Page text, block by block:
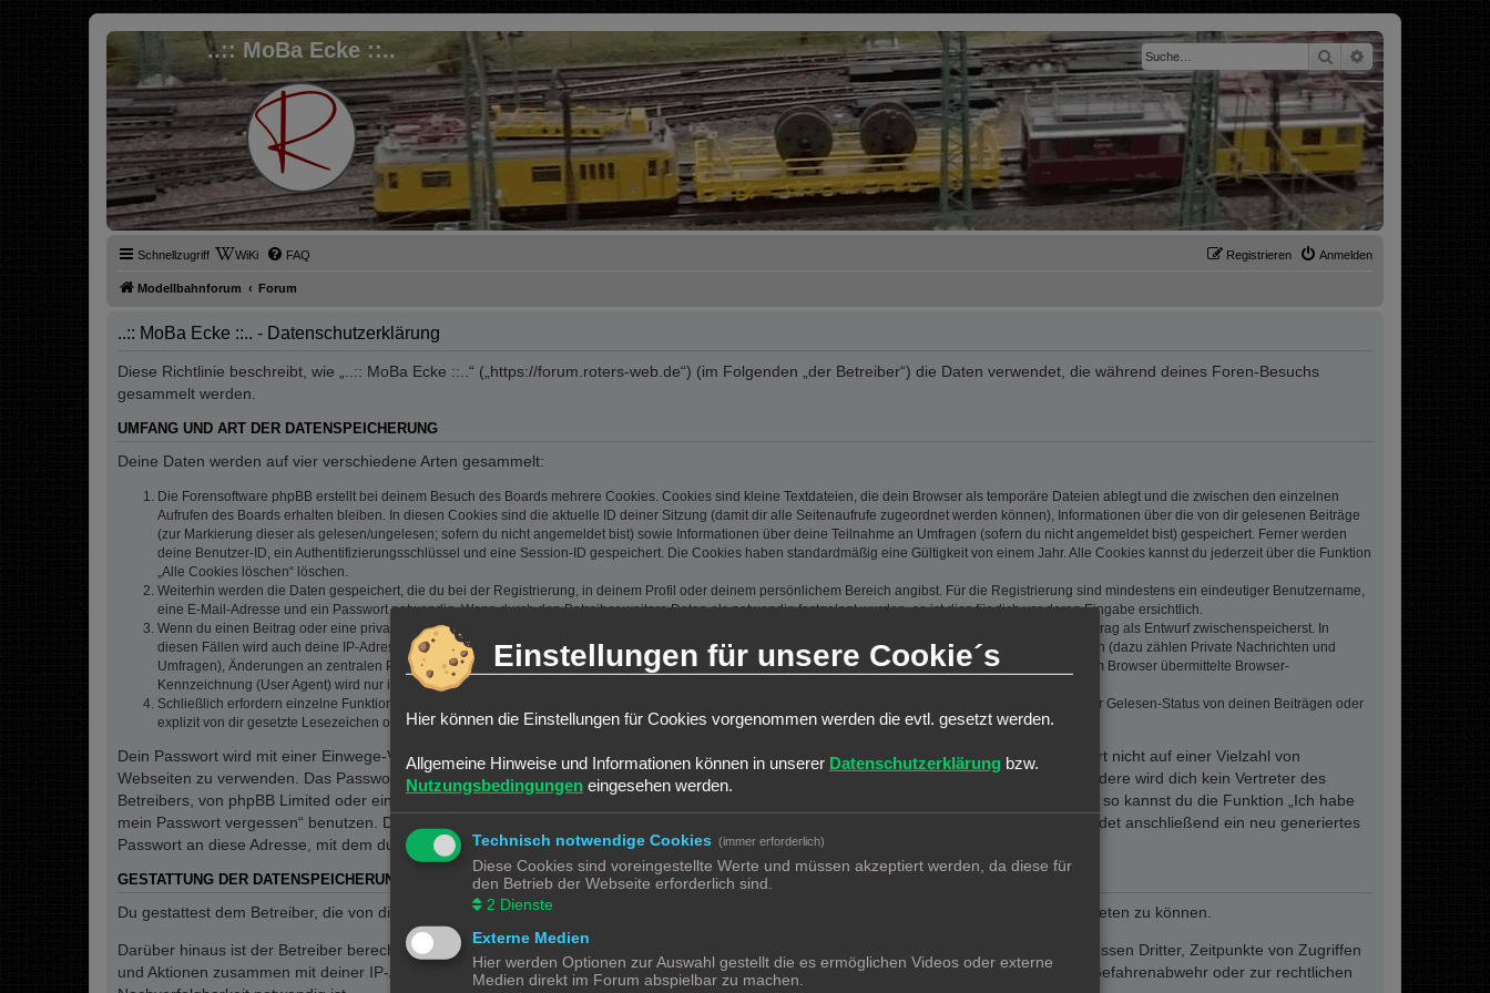
..:: MoBa Ecke ::.. SucheErweiterte Suche
Schnellzugriff WiKi FAQ Anmelden
Registrieren
Modellbahnforum Forum
..:: MoBa Ecke ::.. - Datenschutzerklärung
Diese Richtlinie beschreibt, wie „..:: MoBa Ecke ::..“ („https://forum.roters-web.de“) (im Folgenden „der Betreiber“) die Daten verwendet, die während deines Foren-Besuchs
gesammelt werden.
UMFANG UND ART DER DATENSPEICHERUNG
Deine Daten werden auf vier verschiedene Arten gesammelt:
Die Forensoftware phpBB erstellt bei deinem Besuch des Boards mehrere Cookies. Cookies sind kleine Textdateien, die dein Browser als temporäre Dateien ablegt und die zwischen den einzelnen
Aufrufen des Boards erhalten bleiben. In diesen Cookies sind die aktuelle ID deiner Sitzung (damit dir alle Seitenaufrufe zugeordnet werden können), Informationen über die von dir gelesenen Beiträge
(zur Markierung dieser als gelesen/ungelesen; sofern du nicht angemeldet bist) sowie Informationen über deine Teilnahme an Umfragen (sofern du nicht angemeldet bist) gespeichert. Ferner werden
deine Benutzer-ID, ein Authentifizierungsschlüssel und eine Session-ID gespeichert. Die Cookies haben standardmäßig eine Gültigkeit von einem Jahr. Alle Cookies kannst du jederzeit über die Funktion
„Alle Cookies löschen“ löschen.
Weiterhin werden die Daten gespeichert, die du bei der Registrierung, in deinem Profil oder deinem persönlichem Bereich angibst. Für die Registrierung sind mindestens ein eindeutiger Benutzername,
eine E-Mail-Adresse und ein Passwort notwendig. Wenn durch den Betreiber weitere Daten als notwendig festgelegt wurden, so ist dies für dich vor deren Eingabe ersichtlich.
Wenn du einen Beitrag oder eine private Nachricht erstellst, so werden die dort eingegebenen Daten ebenfalls gespeichert. Gleiches gilt, wenn du einen Beitrag als Entwurf zwischenspeicherst. In
diesen Fällen wird auch deine IP-Adresse gespeichert. Die IP-Adresse wird weiterhin bei folgenden Aktionen gespeichert: Löschen und Ändern von Beiträgen (dazu zählen Private Nachrichten und
Umfragen), Änderungen an zentralen Profildaten (E-Mail-Adresse, Kontoaktivierung, Benutzer-Passwort) und gescheiterte Anmeldeversuche. Die von deinem Browser übermittelte Browser-
Kennzeichnung (User Agent) wird nur in der „Wer ist online?“-Funktion angezeigt und nicht dauerhaft gespeichert.
Schließlich erfordern einzelne Funktionen des Boards, dass weitere Daten gespeichert werden. Dazu gehören dein Abstimmungsverhalten bei Umfragen, der Gelesen-Status von deinen Beiträgen oder
explizit von dir gesetzte Lesezeichen oder Benachrichtigungsfunktionen.
Dein Passwort wird mit einer Einwege-Verschlüsselung (Hash) gespeichert, so dass es sicher ist. Jedoch wird dir empfohlen, dieses Passwort nicht auf einer Vielzahl von
Webseiten zu verwenden. Das Passwort ist dein Schlüssel zu deinem Benutzerkonto für das Board, also geh mit ihm sorgsam um. Insbesondere wird dich kein Vertreter des
Betreibers, von phpBB Limited oder ein Dritter berechtigterweise nach deinem Passwort fragen. Solltest du dein Passwort vergessen haben, so kannst du die Funktion „Ich habe
mein Passwort vergessen“ benutzen. Die phpBB-Software fragt dich dann nach deinem Benutzernamen und deiner E-Mail-Adresse und sendet anschließend ein neu generiertes
Passwort an diese Adresse, mit dem du dann auf das Board zugreifen kannst.
GESTATTUNG DER DATENSPEICHERUNG
Du gestattest dem Betreiber, die von dir eingegebenen und oben näher spezifizierten Daten zu speichern, um das Board betreiben und anbieten zu können.
Darüber hinaus ist der Betreiber berechtigt, im Rahmen einer Interessenabwägung zwischen deinen und seinen Interessen sowie den Interessen Dritter, Zeitpunkte von Zugriffen
und Aktionen zusammen mit deiner IP-Adresse und der von deinem Browser übermittelter Browser-Kennung zu speichern, sofern dies zur Gefahrenabwehr oder zur rechtlichen
Einstellungen für unsere Cookie´s
Hier können die Einstellungen für Cookies vorgenommen werden die evtl. gesetzt werden.
Allgemeine Hinweise und Informationen können in unserer Datenschutzerklärung bzw.
Nutzungsbedingungen eingesehen werden.
Technisch notwendige Cookies (immer erforderlich)
Diese Cookies sind voreingestellte Werte und müssen akzeptiert werden, da diese für
den Betrieb der Webseite erforderlich sind.
2 Dienste
Externe Medien
Hier werden Optionen zur Auswahl gestellt die es ermöglichen Videos oder externe
Medien direkt im Forum abspielbar zu machen.